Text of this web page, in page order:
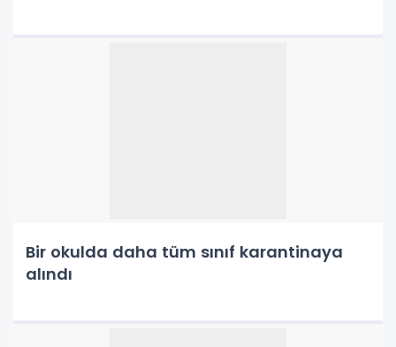
Bir okulda daha tüm sınıf karantinaya
alındı